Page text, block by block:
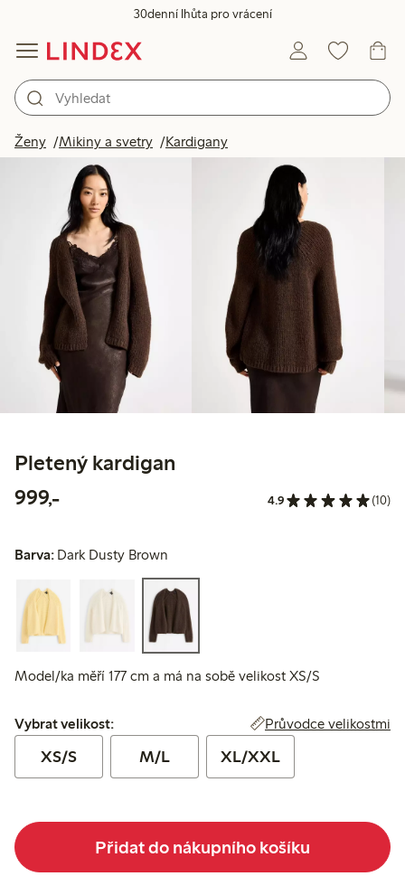
30denní lhůta pro vrácení
Ženy Mikiny a svetry Kardigany
Pletený kardigan
999,-999,00 Kč 4.9 (10)
Barva: Dark Dusty Brown
Model/ka měří 177 cm a má na sobě velikost XS/S
Vybrat velikost:
Vybrat velikost: Průvodce velikostmi
XS/S M/L XL/XXL
Přidat do nákupního košíku